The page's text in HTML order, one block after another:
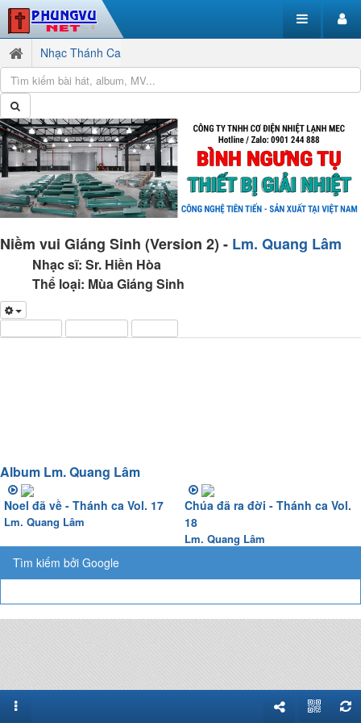
Nhạc Thánh Ca
Niềm vui Giáng Sinh (Version 2) - Lm. Quang Lâm
Nhạc sĩ: Sr. Hiền Hòa
Thể loại: Mùa Giáng Sinh
Album Lm. Quang Lâm
Noel đã về - Thánh ca Vol. 17
Lm. Quang Lâm
Chúa đã ra đời - Thánh ca Vol.
18
Lm. Quang Lâm
Tìm kiếm bởi Google